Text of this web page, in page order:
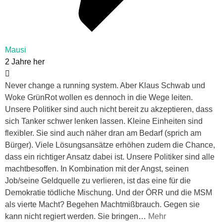
Mausi
2 Jahre her
Never change a running system. Aber Klaus Schwab und
Woke GrünRot wollen es dennoch in die Wege leiten.
Unsere Politiker sind auch nicht bereit zu akzeptieren, dass
sich Tanker schwer lenken lassen. Kleine Einheiten sind
flexibler. Sie sind auch näher dran am Bedarf (sprich am
Bürger). Viele Lösungsansätze erhöhen zudem die Chance,
dass ein richtiger Ansatz dabei ist. Unsere Politiker sind alle
machtbesoffen. In Kombination mit der Angst, seinen
Job/seine Geldquelle zu verlieren, ist das eine für die
Demokratie tödliche Mischung. Und der ÖRR und die MSM
als vierte Macht? Begehen Machtmißbrauch. Gegen sie
kann nicht regiert werden. Sie bringen… Mehr